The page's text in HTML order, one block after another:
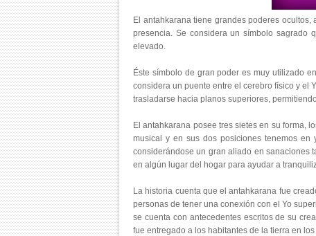
El antahkarana tiene grandes poderes
presencia. Se considera un símbolo sagrado
elevado.
Éste símbolo de gran poder es muy utilizado
considera un puente entre el cerebro físico y el
trasladarse hacia planos superiores,
El antahkarana posee tres sietes en su forma,
musical y en sus dos posiciones tenemos en
considerándose un gran aliado en sanaciones
en algún lugar del hogar para ayudar a
La historia cuenta que el antahkarana fue
personas de tener una conexión con el Yo
se cuenta con antecedentes escritos de su
fue entregado a los habitantes de la tierra en